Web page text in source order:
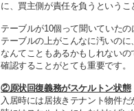
に、買主側が責任を負うというこ
テーブルが10個って聞いていたの
テーブルの上がこんなに汚いのに
なんてこともあるかもしれない
確認することがとても重要です。
②原状回復義務がスケルトン状態
入居時には居抜きテナント物件